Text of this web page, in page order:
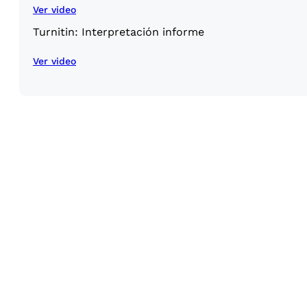
Ver video
Turnitin: Interpretación informe
Ver video